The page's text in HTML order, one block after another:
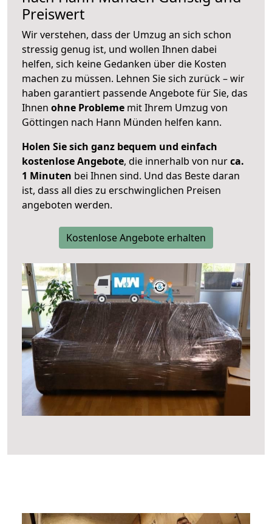
Preiswert
Wir verstehen, dass der Umzug an sich schon
stressig genug ist, und wollen Ihnen dabei
helfen, sich keine Gedanken über die Kosten
machen zu müssen. Lehnen Sie sich zurück – wir
haben garantiert passende Angebote für Sie, das
Ihnen ohne Probleme mit Ihrem Umzug von
Göttingen nach Hann Münden helfen kann.
Holen Sie sich ganz bequem und einfach
kostenlose Angebote, die innerhalb von nurca.
1 Minuten bei Ihnen sind. Und das Beste daran
ist, dass all dies zu erschwinglichen Preisen
angeboten werden.
Kostenlose Angebote erhalten